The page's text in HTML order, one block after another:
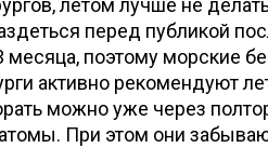
летом лучше не
перед публикой
поэтому морские
активно рекомендуют
можно уже через
При этом они